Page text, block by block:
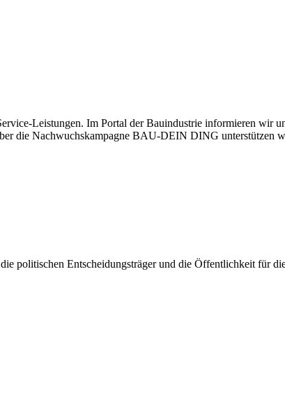
Leistungen. Im Portal der Bauindustrie informieren wir
die Nachwuchskampagne BAU-DEIN DING unterstützen
politischen Entscheidungsträger und die Öffentlichkeit für